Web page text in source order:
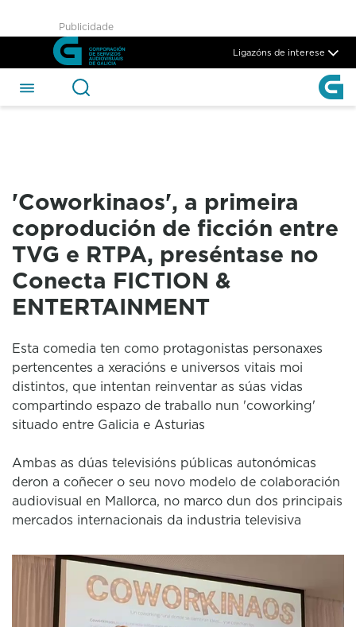
Skip to Main Content
&#39;Coworkinaos&#39;, a
Publicidade
Ligazóns de interese
'Coworkinaos', a primeira
coprodución de ficción entre
TVG e RTPA, preséntase no
Conecta FICTION &
ENTERTAINMENT
Esta comedia ten como protagonistas personaxes
pertencentes a xeracións e universos vitais moi
distintos, que intentan reinventar as súas vidas
compartindo espazo de traballo nun 'coworking'
situado entre Galicia e Asturias
Ambas as dúas televisións públicas autonómicas
deron a coñecer o seu novo modelo de colaboración
audiovisual en Mallorca, no marco dun dos principais
mercados internacionais da industria televisiva